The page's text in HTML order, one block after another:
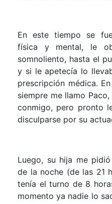
En este tiempo se
física y mental, le
somnoliento, hasta el
y si le apetecía lo
prescripción médica.
siempre me llamo
conmigo, pero pronto
disculparse por su
Luego, su hija me
de la noche (de las 21
tenía el turno de 8
momento ya nadie lo